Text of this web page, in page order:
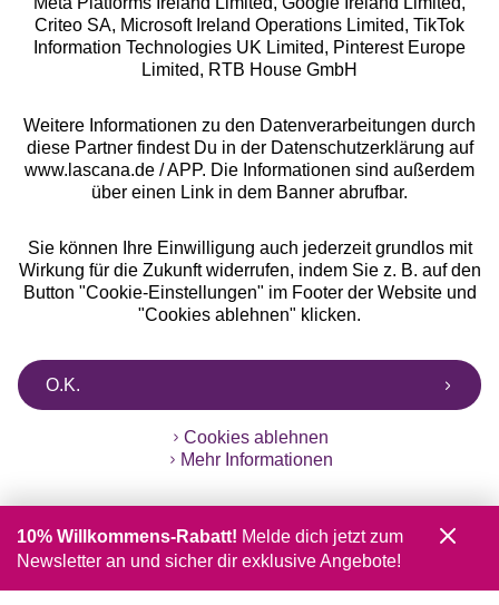
Alle Preise inkl. MwSt., zzgl.
Versandkosten
** Bonität vorausgesetzt, berechtigt zur Bonitätsprüfung
Criteo SA, Microsoft Ireland Operations Limited, TikTok
Information Technologies UK Limited, Pinterest Europe
Limited, RTB House GmbH
Weitere Informationen zu den Datenverarbeitungen durch
diese Partner findest Du in der Datenschutzerklärung auf
www.lascana.de / APP. Die Informationen sind außerdem
über einen Link in dem Banner abrufbar.
Sie können Ihre Einwilligung auch jederzeit grundlos mit
Wirkung für die Zukunft widerrufen, indem Sie z. B. auf den
Button "Cookie-Einstellungen" im Footer der Website und
"Cookies ablehnen" klicken.
O.K.
Cookies ablehnen
Mehr Informationen
10% Willkommens-Rabatt! Melde dich jetzt zum
Newsletter an und sicher dir exklusive Angebote!